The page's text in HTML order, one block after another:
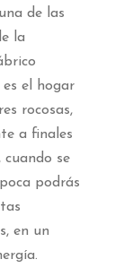
de las
la
el hogar
rocosas,
a finales
se
podrás
en un